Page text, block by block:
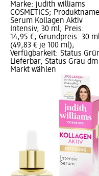
Marke: judith williams
COSMETICS;
Serum Kollagen Aktiv
Intensiv, 30 ml; Preis:
14,95 €; Grundpreis: 30
(49,83 € je 100 ml);
Verfügbarkeit: Status
Lieferbar, Status Grau dm
Markt wählen